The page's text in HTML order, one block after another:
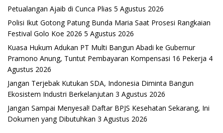
Petualangan Ajaib di Cunca Plias 5 Agustus 2026
Polisi Ikut Gotong Patung Bunda Maria Saat Prosesi Rangkaian
Festival Golo Koe 2026 5 Agustus 2026
Kuasa Hukum Adukan PT Multi Bangun Abadi ke Gubernur
Pramono Anung, Tuntut Pembayaran Kompensasi 16 Pekerja 4
Agustus 2026
Jangan Terjebak Kutukan SDA, Indonesia Diminta Bangun
Ekosistem Industri Berkelanjutan 3 Agustus 2026
Jangan Sampai Menyesal! Daftar BPJS Kesehatan Sekarang, Ini
Dokumen yang Dibutuhkan 3 Agustus 2026